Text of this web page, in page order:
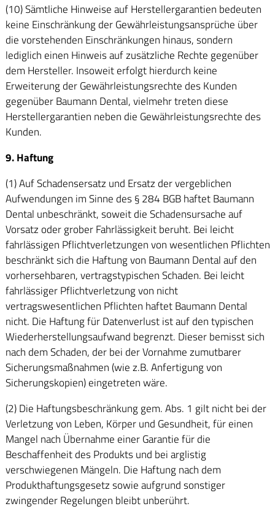
(10) Sämtliche Hinweise auf Herstellergarantien bedeuten
keine Einschränkung der Gewährleistungsansprüche über
die vorstehenden Einschränkungen hinaus, sondern
lediglich einen Hinweis auf zusätzliche Rechte gegenüber
dem Hersteller. Insoweit erfolgt hierdurch keine
Erweiterung der Gewährleistungsrechte des Kunden
gegenüber Baumann Dental, vielmehr treten diese
Herstellergarantien neben die Gewährleistungsrechte des
Kunden.
9. Haftung
(1) Auf Schadensersatz und Ersatz der vergeblichen
Aufwendungen im Sinne des § 284 BGB haftet Baumann
Dental unbeschränkt, soweit die Schadensursache auf
Vorsatz oder grober Fahrlässigkeit beruht. Bei leicht
fahrlässigen Pflichtverletzungen von wesentlichen Pflichten
beschränkt sich die Haftung von Baumann Dental auf den
vorhersehbaren, vertragstypischen Schaden. Bei leicht
fahrlässiger Pflichtverletzung von nicht
vertragswesentlichen Pflichten haftet Baumann Dental
nicht. Die Haftung für Datenverlust ist auf den typischen
Wiederherstellungsaufwand begrenzt. Dieser bemisst sich
nach dem Schaden, der bei der Vornahme zumutbarer
Sicherungsmaßnahmen (wie z.B. Anfertigung von
Sicherungskopien) eingetreten wäre.
(2) Die Haftungsbeschränkung gem. Abs. 1 gilt nicht bei der
Verletzung von Leben, Körper und Gesundheit, für einen
Mangel nach Übernahme einer Garantie für die
Beschaffenheit des Produkts und bei arglistig
verschwiegenen Mängeln. Die Haftung nach dem
Produkthaftungsgesetz sowie aufgrund sonstiger
zwingender Regelungen bleibt unberührt.